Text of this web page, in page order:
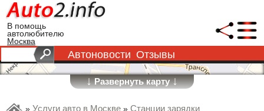
В помощь
автолюбителю
Москва
Автоновости Отзывы
↓Развернуть карту↓
» Услуги авто в Москве » Станции зарядки